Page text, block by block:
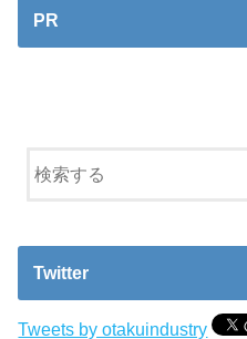
PR
Twitter
Tweets by otakuindustry